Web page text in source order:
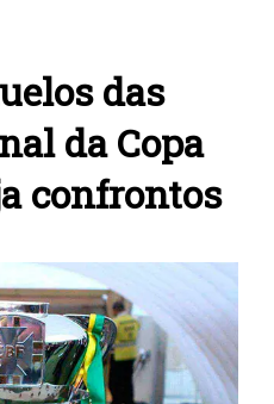
das
da Copa
confrontos